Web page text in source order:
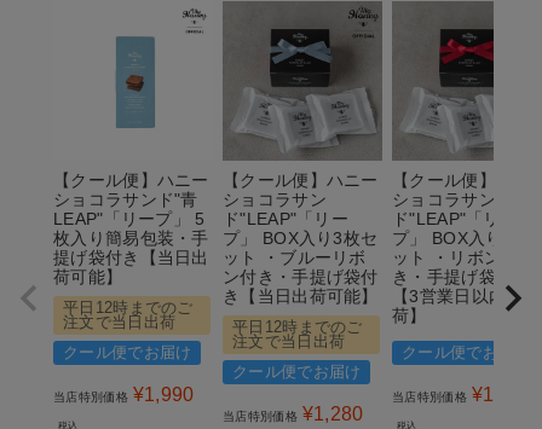
【クール便】ハニー
ショコラサンド"青
LEAP"「リープ」 5
枚入り簡易包装・手
提げ袋付き【当日出
荷可能】
平日12時までのご
注文で当日出荷
クール便でお届け
当店特別価格 ¥1,990
税込
【クール便】ハニー
ショコラサン
ド"LEAP"「リー
プ」 BOX入り3枚セ
ット ・ブルーリボ
ン付き・手提げ袋付
き【当日出荷可能】
平日12時までのご
注文で当日出荷
クール便でお届け
当店特別価格 ¥1,280
【クール便】ハニ
ショコラサン
ド"LEAP"「リー
プ」 BOX入り3枚
ット ・リボン付
き・手提げ袋付き
【3営業日以内の出
荷】
クール便でお届け
当店特別価格 ¥1,280
税込